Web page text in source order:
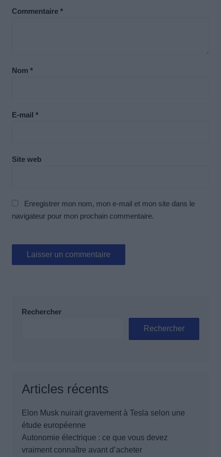
Commentaire *
Nom *
E-mail *
Site web
Enregistrer mon nom, mon e-mail et mon site dans le
navigateur pour mon prochain commentaire.
Rechercher
Rechercher
Articles récents
Elon Musk nuirait gravement à Tesla selon une
étude européenne
Autonomie électrique : ce que vous devez
vraiment connaître avant d’acheter